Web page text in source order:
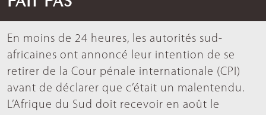
En moins de 24 heures, les autorités sud-
africaines ont annoncé leur intention de se
retirer de la Cour pénale internationale (CPI)
avant de déclarer que c’était un malentendu.
L’Afrique du Sud doit recevoir en août le